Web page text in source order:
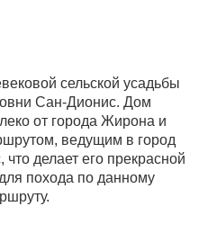
сельской усадьбы
Сан-Дионис. Дом
от города Жирона и
ведущим в город
делает его прекрасной
похода по данному